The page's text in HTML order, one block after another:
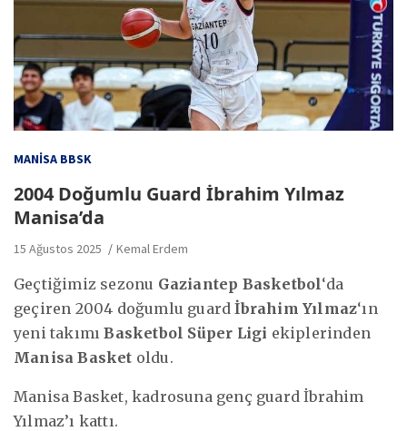
MANISA BBSK
2004 Doğumlu Guard İbrahim Yılmaz
Manisa’da
15 Ağustos 2025 Kemal Erdem
Geçtiğimiz sezonu Gaziantep Basketbol‘da
geçiren 2004 doğumlu guardİbrahim Yılmaz‘ın
yeni takımıBasketbol Süper Ligi ekiplerinden
Manisa Basket oldu.
Manisa Basket, kadrosuna genç guard İbrahim
Yılmaz’ı kattı.